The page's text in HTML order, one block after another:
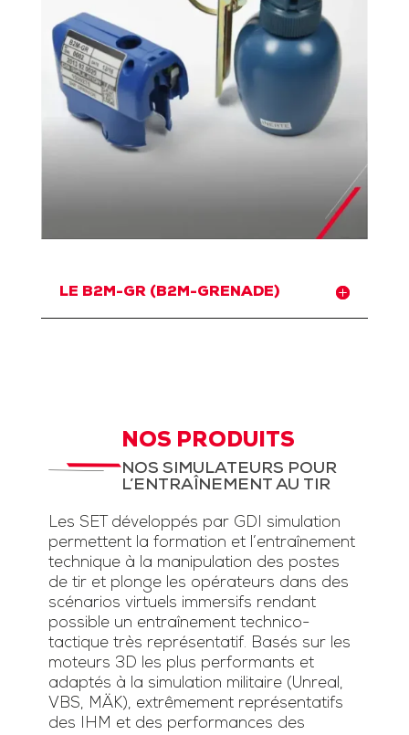
LE B2M-GR (B2M-GRENADE)
NOS PRODUITS
NOS SIMULATEURS POUR
L’ENTRAÎNEMENT AU TIR
Les SET développés par GDI simulation
permettent la formation et l’entraînement
technique à la manipulation des postes
de tir et plonge les opérateurs dans des
scénarios virtuels immersifs rendant
possible un entraînement technico-
tactique très représentatif. Basés sur les
moteurs 3D les plus performants et
adaptés à la simulation militaire (Unreal,
VBS, MÄK), extrêmement représentatifs
des IHM et des performances des